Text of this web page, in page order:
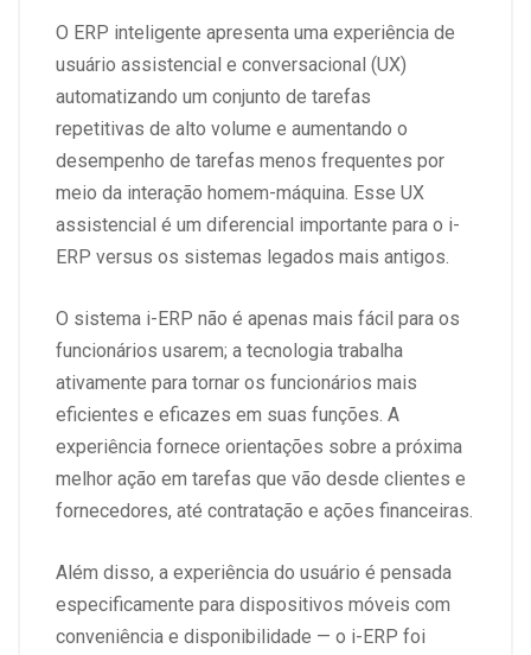
O ERP inteligente apresenta uma experiência de
usuário assistencial e conversacional (UX)
automatizando um conjunto de tarefas
repetitivas de alto volume e aumentando o
desempenho de tarefas menos frequentes por
meio da interação homem-máquina. Esse UX
assistencial é um diferencial importante para o i-
ERP versus os sistemas legados mais antigos.
O sistema i-ERP não é apenas mais fácil para os
funcionários usarem; a tecnologia trabalha
ativamente para tornar os funcionários mais
eficientes e eficazes em suas funções. A
experiência fornece orientações sobre a próxima
melhor ação em tarefas que vão desde clientes e
fornecedores, até contratação e ações financeiras.
Além disso, a experiência do usuário é pensada
especificamente para dispositivos móveis com
conveniência e disponibilidade — o i-ERP foi